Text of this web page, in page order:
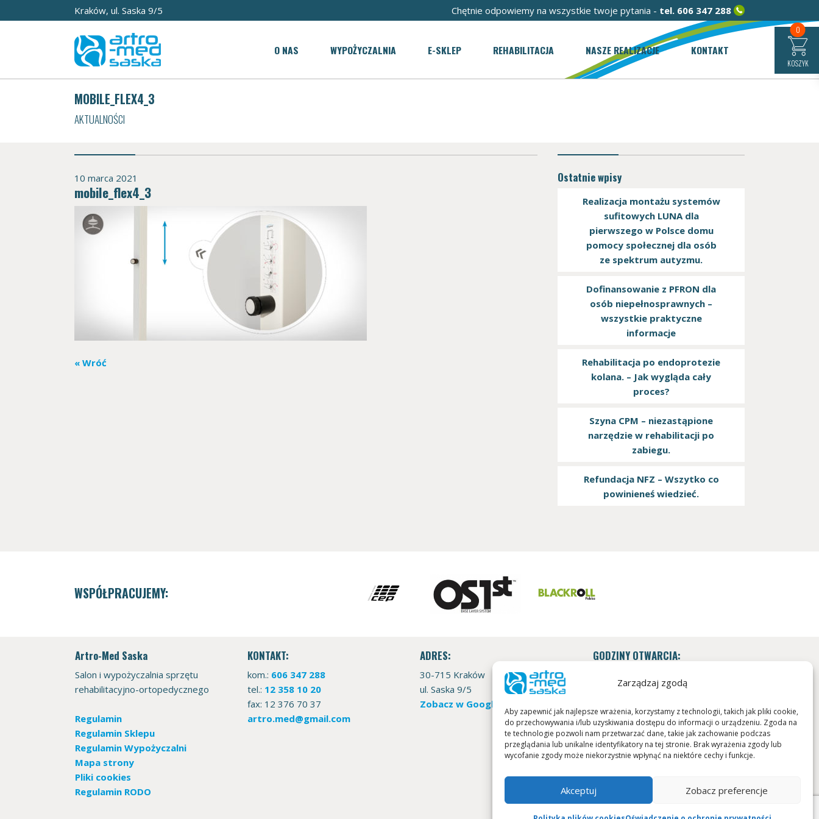
Zarządzaj zgodą
Aby zapewnić jak najlepsze wrażenia, korzystamy z technologii, takich jak pliki cookie,
do przechowywania i/lub uzyskiwania dostępu do informacji o urządzeniu. Zgoda na
te technologie pozwoli nam przetwarzać dane, takie jak zachowanie podczas
przeglądania lub unikalne identyfikatory na tej stronie. Brak wyrażenia zgody lub
wycofanie zgody może niekorzystnie wpłynąć na niektóre cechy i funkcje.
Akceptuj Zobacz preferencje
0
KOSZYK
Kraków, ul. Saska 9/5 Chętnie odpowiemy na wszystkie twoje pytania - tel. 606 347 288
O NAS WYPOŻYCZALNIA E-SKLEP REHABILITACJA NASZE REALIZACJE KONTAKT
MOBILE_FLEX4_3
AKTUALNOŚCI
10 marca 2021
mobile_flex4_3
« Wróć
Ostatnie wpisy
Realizacja montażu systemów
sufitowych LUNA dla
pierwszego w Polsce domu
pomocy społecznej dla osób
ze spektrum autyzmu.
Dofinansowanie z PFRON dla
osób niepełnosprawnych –
wszystkie praktyczne
informacje
Rehabilitacja po endoprotezie
kolana. – Jak wygląda cały
proces?
Szyna CPM – niezastąpione
narzędzie w rehabilitacji po
zabiegu.
Refundacja NFZ – Wszytko co
powinieneś wiedzieć.
WSPÓŁPRACUJEMY:
Artro-Med Saska
Salon i wypożyczalnia sprzętu
rehabilitacyjno-ortopedycznego
Regulamin
Regulamin Sklepu
Regulamin Wypożyczalni
Mapa strony
Pliki cookies
Regulamin RODO
KONTAKT:
kom.: 606 347 288
tel.: 12 358 10 20
fax: 12 376 70 37
artro.med@gmail.com
ADRES:
30-715 Kraków
ul. Saska 9/5
Zobacz w Google Maps
GODZINY OTWARCIA:
Projekt strony: